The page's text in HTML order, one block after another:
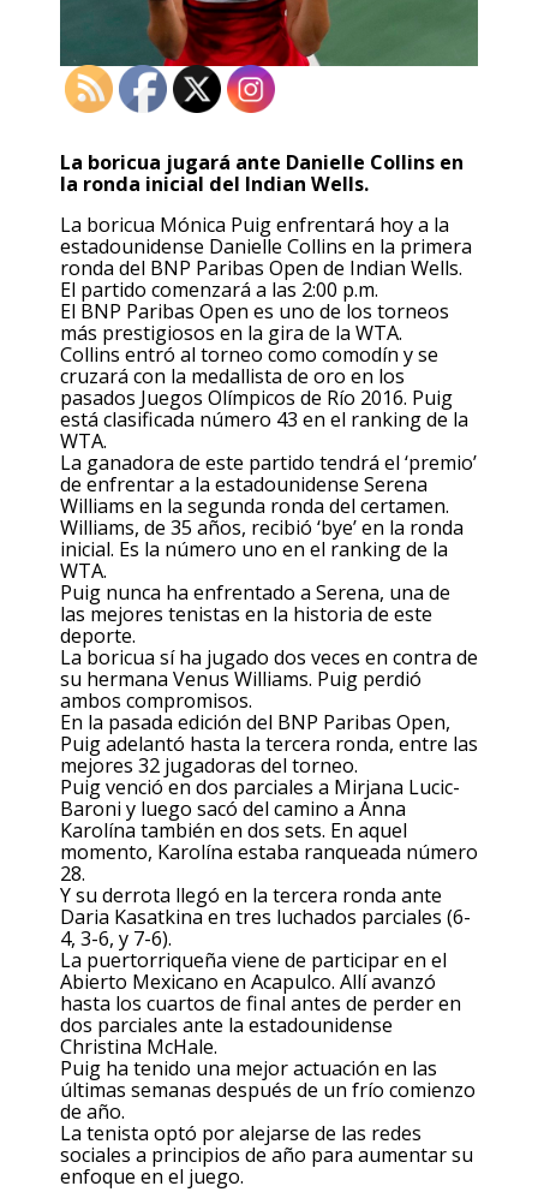
La boricua jugará ante Danielle Collins en
la ronda inicial del Indian Wells.
La boricua Mónica Puig enfrentará hoy a la
estadounidense Danielle Collins en la primera
ronda del BNP Paribas Open de Indian Wells.
El partido comenzará a las 2:00 p.m.
El BNP Paribas Open es uno de los torneos
más prestigiosos en la gira de la WTA.
Collins entró al torneo como comodín y se
cruzará con la medallista de oro en los
pasados Juegos Olímpicos de Río 2016. Puig
está clasificada número 43 en el ranking de la
WTA.
La ganadora de este partido tendrá el ‘premio’
de enfrentar a la estadounidense Serena
Williams en la segunda ronda del certamen.
Williams, de 35 años, recibió ‘bye’ en la ronda
inicial. Es la número uno en el ranking de la
WTA.
Puig nunca ha enfrentado a Serena, una de
las mejores tenistas en la historia de este
deporte.
La boricua sí ha jugado dos veces en contra de
su hermana Venus Williams. Puig perdió
ambos compromisos.
En la pasada edición del BNP Paribas Open,
Puig adelantó hasta la tercera ronda, entre las
mejores 32 jugadoras del torneo.
Puig venció en dos parciales a Mirjana Lucic-
Baroni y luego sacó del camino a Anna
Karolína también en dos sets. En aquel
momento, Karolína estaba ranqueada número
28.
Y su derrota llegó en la tercera ronda ante
Daria Kasatkina en tres luchados parciales (6-
4, 3-6, y 7-6).
La puertorriqueña viene de participar en el
Abierto Mexicano en Acapulco. Allí avanzó
hasta los cuartos de final antes de perder en
dos parciales ante la estadounidense
Christina McHale.
Puig ha tenido una mejor actuación en las
últimas semanas después de un frío comienzo
de año.
La tenista optó por alejarse de las redes
sociales a principios de año para aumentar su
enfoque en el juego.